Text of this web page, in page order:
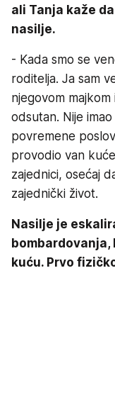
ali Tanja kaže
nasilje.
- Kada smo se
roditelja. Ja sam
njegovom
odsutan. Nije
povremene
provodio van
zajednici, osećaj
zajednički život.
Nasilje je
bombardovanja,
kuću. Prvo